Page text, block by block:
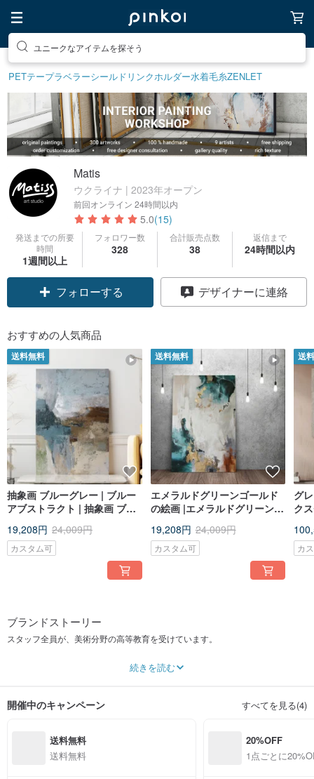
ユニークなアイテムを探そう
PETテープラベラーシール ドリンクホルダー水着毛糸ZENLET
Matis
ウクライナ | 2023年オープン
前回オンライン 24時間以内
5.0(15)
発送までの所要
時間
1週間以上
フォロワー数
328
合計販売点数
38
返信まで
24時間以内
フォローする デザイナーに連絡
おすすめの人気商品
送料無料
抽象画 ブルーグレー | ブルー
アブストラクト | 抽象画 ブル
19,208円 24,009円
カスタム可
送料無料
エメラルドグリーンゴールド
の絵画 |エメラルドグリーンゴ
リーンのウォールアート | エ
メラルドブルーム
19,208円 24,009円
カスタム可
送
グ
ク
カ
ブランドストーリー
スタッフ全員が、美術分野の高等教育を受けています。
私たちは行動力にあふれながらも、細部まで慎重かつ丁寧に向き合います。
現代的な表現を愛すると同時に、古典への敬意も大切にしています。
お客様の絵画選びをお手伝いします。
絵画を飾りたい壁の写真をお送りいただければ、デザイナーがカタログの中か
続きを読む
開催中のキャンペーン すべてを見る(4)
送料無料
送料無料
20%OFF
1点ごとに